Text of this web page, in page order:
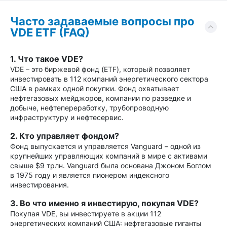
Часто задаваемые вопросы про
VDE ETF (FAQ)
1. Что такое VDE?
VDE – это биржевой фонд (ETF), который позволяет
инвестировать в 112 компаний энергетического сектора
США в рамках одной покупки. Фонд охватывает
нефтегазовых мейджоров, компании по разведке и
добыче, нефтепереработку, трубопроводную
инфраструктуру и нефтесервис.
2. Кто управляет фондом?
Фонд выпускается и управляется Vanguard – одной из
крупнейших управляющих компаний в мире с активами
свыше $9 трлн. Vanguard была основана Джоном Боглом
в 1975 году и является пионером индексного
инвестирования.
3. Во что именно я инвестирую, покупая VDE?
Покупая VDE, вы инвестируете в акции 112
энергетических компаний США: нефтегазовые гиганты